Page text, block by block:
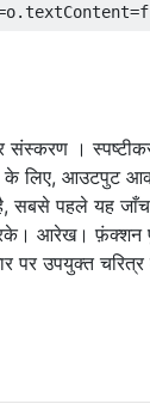
o.textContent=f
संस्करण ।
लिए, आउटपुट
है, सबसे पहले यह
आरेख। फ़ंक्शन
उपयुक्त